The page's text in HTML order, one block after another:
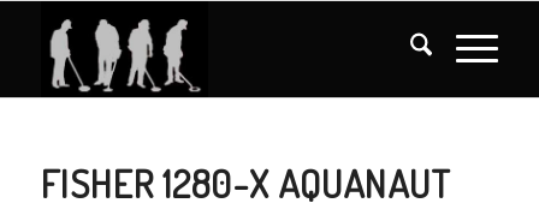
FISHER 1280-X AQUANAUT